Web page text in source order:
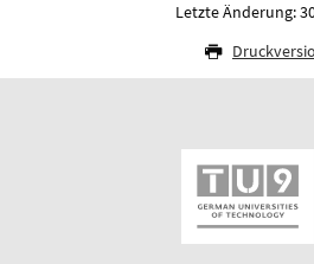
Letzte Änderung: